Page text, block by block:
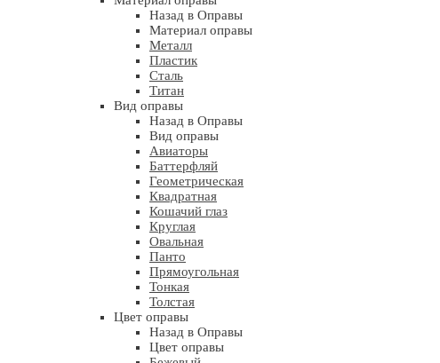
Назад в Оправы
Материал оправы
Металл
Пластик
Сталь
Титан
Вид оправы
Назад в Оправы
Вид оправы
Авиаторы
Баттерфляй
Геометрическая
Квадратная
Кошачий глаз
Круглая
Овальная
Панто
Прямоугольная
Тонкая
Толстая
Цвет оправы
Назад в Оправы
Цвет оправы